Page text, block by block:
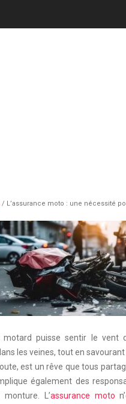
/ L’assurance moto : une nécessité
motard puisse sentir le vent
les veines, tout en
est un rêve que tous
également des
monture. L’assurance moto